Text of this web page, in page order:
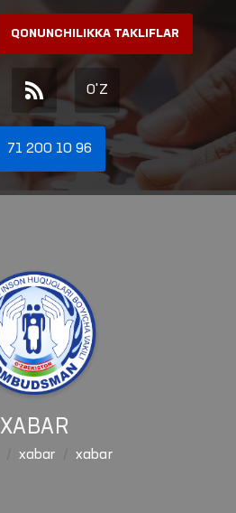
QONUNCHILIKKA TAKLIFLAR
O'Z
71 200 10 96
XABAR
xabar xabar